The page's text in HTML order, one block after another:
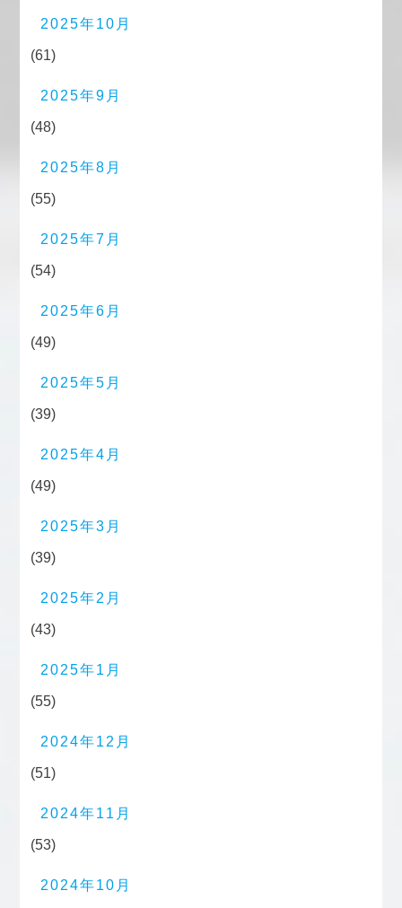
2025年10月
(61)
2025年9月
(48)
2025年8月
(55)
2025年7月
(54)
2025年6月
(49)
2025年5月
(39)
2025年4月
(49)
2025年3月
(39)
2025年2月
(43)
2025年1月
(55)
2024年12月
(51)
2024年11月
(53)
2024年10月